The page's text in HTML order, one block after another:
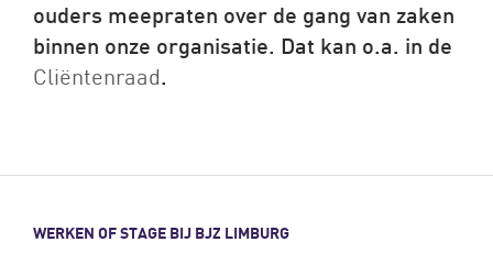
ouders meepraten over de gang van zaken
binnen onze organisatie. Dat kan o.a. in de
Cliëntenraad.
WERKEN OF STAGE BIJ BJZ LIMBURG